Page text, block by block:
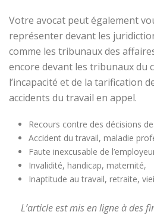
Votre avocat peut également
représenter devant les
comme les tribunaux des
encore devant les tribunaux du
l’incapacité et de la tarification
accidents du travail en appel.
Recours contre des décisions
Accident du travail, maladie
Faute inexcusable de
Invalidité, handicap, maternité,
Inaptitude au travail, retraite,
L’article est mis en ligne à des